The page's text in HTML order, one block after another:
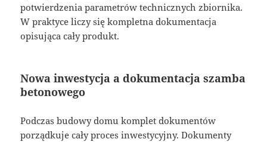
potwierdzenia parametrów technicznych zbiornika.
W praktyce liczy się kompletna dokumentacja
opisująca cały produkt.
Nowa inwestycja a dokumentacja szamba
betonowego
Podczas budowy domu komplet dokumentów
porządkuje cały proces inwestycyjny. Dokumenty